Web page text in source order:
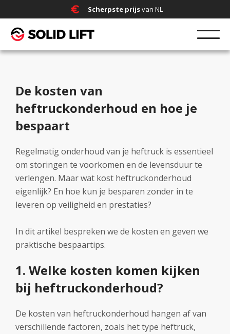
Scherpste prijsvan NL
De kosten van
heftruckonderhoud en hoe je
bespaart
Regelmatig onderhoud van je heftruck is essentieel
om storingen te voorkomen en de levensduur te
verlengen. Maar wat kost heftruckonderhoud
eigenlijk? En hoe kun je besparen zonder in te
leveren op veiligheid en prestaties?
In dit artikel bespreken we de kosten en geven we
praktische bespaartips.
1. Welke kosten komen kijken
bij heftruckonderhoud?
De kosten van heftruckonderhoud hangen af van
verschillende factoren, zoals het type heftruck,